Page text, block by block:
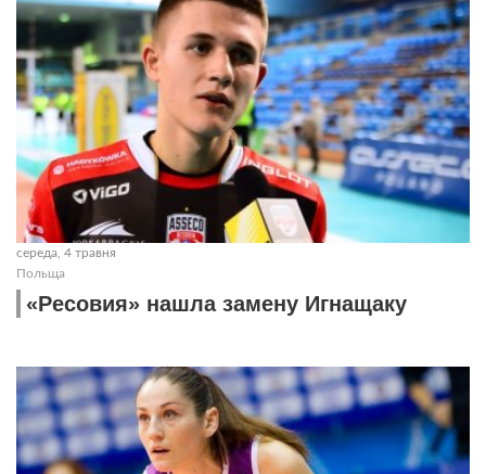
середа, 4 травня
Польща
«Ресовия» нашла замену Игнащаку